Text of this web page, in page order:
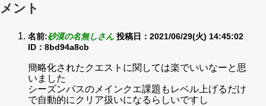
メント
名前:砂漠の名無しさん 投稿日：2021/06/29(火) 14:45:02
ID：8bd94a8cb
簡略化されたクエストに関しては楽でいいなーと思
いました
シーズンパスのメインクエ課題もレベル上げるだけ
で自動的にクリア扱いになるらしいですし